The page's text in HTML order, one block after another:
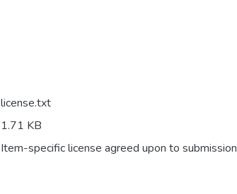
license.txt
1.71 KB
Item-specific license agreed upon to submission